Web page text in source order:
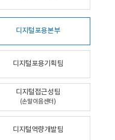
디지털포용본부
디지털포용기획팀
디지털접근성팀
(손말이음센터)
디지털역량개발팀